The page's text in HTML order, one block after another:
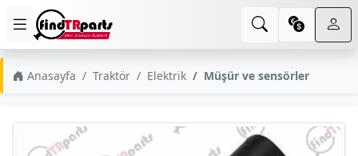
Anasayfa Traktör Elektrik Müşür ve sensörler